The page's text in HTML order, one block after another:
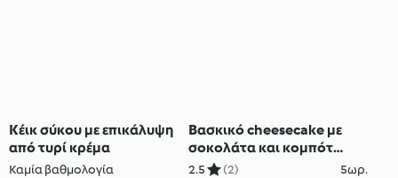
Κέικ σύκου με επικάλυψη
από τυρί κρέμα
Καμία βαθμολογία
Βασκικό cheesecake με
σοκολάτα και κομπότ
κερασιού
2.5 (2) 5ωρ.